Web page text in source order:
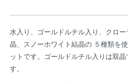
水入り、ゴールドルチル入り、クロ
晶、スノーホワイト結晶の ５種類を
ットです。ゴールドルチル入りは双
す。